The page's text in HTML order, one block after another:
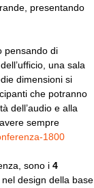
presentando
pensando di
una sala
dimensioni si
che potranno
dell’audio e alla
sempre
sono i 4
nel design della base